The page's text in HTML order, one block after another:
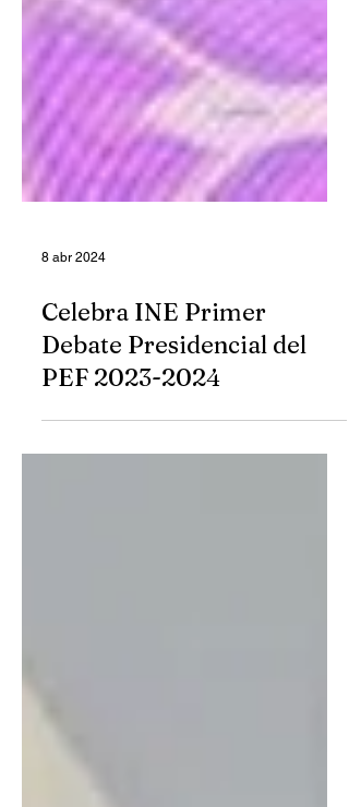
Celebra INE Primer
Debate Presidencial del
PEF 2023-2024